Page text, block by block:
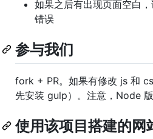
如果之后有出现页面空白
错误
参与我们
fork + PR。如果有修改 js 和
先安装 gulp）。注意，Node
使用该项目搭建的网